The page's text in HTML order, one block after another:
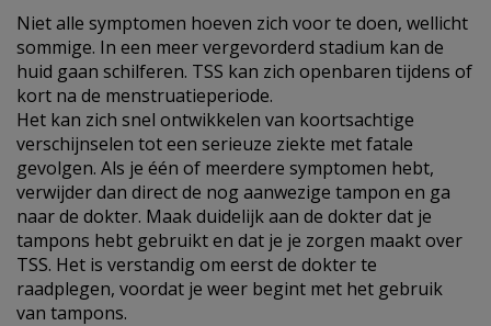
Niet alle symptomen hoeven zich voor te doen, wellicht
sommige. In een meer vergevorderd stadium kan de
huid gaan schilferen. TSS kan zich openbaren tijdens of
kort na de menstruatieperiode.
Het kan zich snel ontwikkelen van koortsachtige
verschijnselen tot een serieuze ziekte met fatale
gevolgen. Als je één of meerdere symptomen hebt,
verwijder dan direct de nog aanwezige tampon en ga
naar de dokter. Maak duidelijk aan de dokter dat je
tampons hebt gebruikt en dat je je zorgen maakt over
TSS. Het is verstandig om eerst de dokter te
raadplegen, voordat je weer begint met het gebruik
van tampons.